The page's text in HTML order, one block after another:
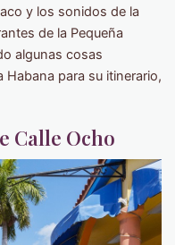
y los sonidos de la
de la Pequeña
algunas cosas
Habana para su itinerario,
Calle Ocho